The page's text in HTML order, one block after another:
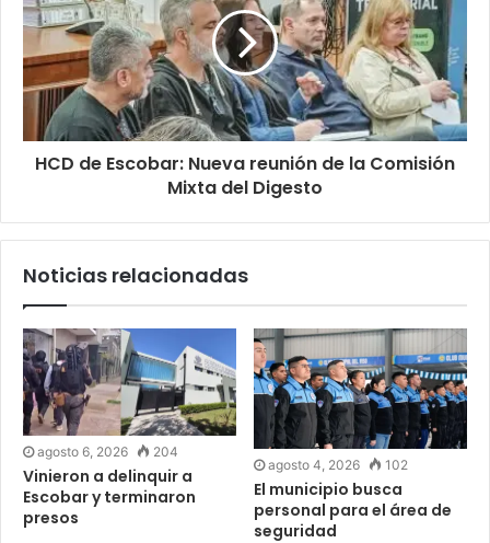
HCD de Escobar: Nueva reunión de la Comisión
Mixta del Digesto
Noticias relacionadas
agosto 6, 2026 204
Vinieron a delinquir a
Escobar y terminaron
presos
agosto 4, 2026 102
El municipio busca
personal para el área de
seguridad